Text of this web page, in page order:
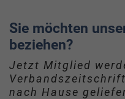
Sie möchten
beziehen?
Jetzt Mitglied
nach Hause